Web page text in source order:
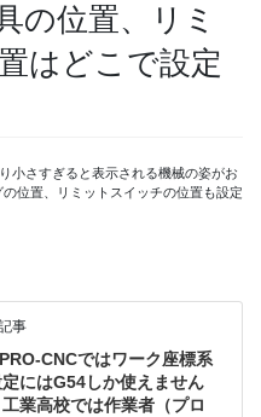
の位置、リミ
はどこで設定
小さすぎると表示される機械の姿がお
位置、リミットスイッチの位置も設定
事
CNCではワーク座標系
にはG54しか使えません
業高校では作業者（プロ